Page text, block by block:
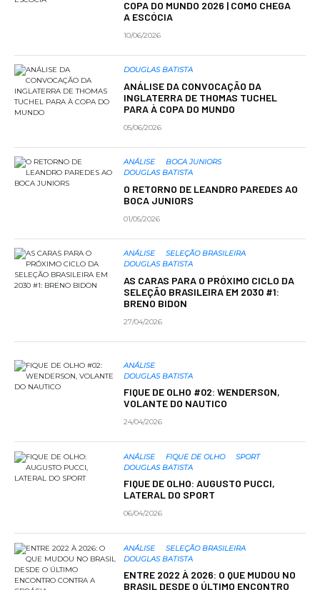
COPA DO MUNDO 2026 | COMO CHEGA
A ESCÓCIA
10/06/2026
DOUGLAS BATISTA
ANÁLISE DA CONVOCAÇÃO DA
INGLATERRA DE THOMAS TUCHEL
PARA À COPA DO MUNDO
05/06/2026
ANÁLISE
BOCA JUNIORS
DOUGLAS BATISTA
O RETORNO DE LEANDRO PAREDES AO
BOCA JUNIORS
01/05/2026
ANÁLISE
SELEÇÃO BRASILEIRA
DOUGLAS BATISTA
AS CARAS PARA O PRÓXIMO CICLO DA
SELEÇÃO BRASILEIRA EM 2030 #1:
BRENO BIDON
27/04/2026
ANÁLISE
DOUGLAS BATISTA
FIQUE DE OLHO #02: WENDERSON,
VOLANTE DO NAUTICO
24/04/2026
ANÁLISE FIQUE DE OLHO
SPORT
DOUGLAS BATISTA
FIQUE DE OLHO: AUGUSTO PUCCI,
LATERAL DO SPORT
06/04/2026
ANÁLISE
SELEÇÃO BRASILEIRA
DOUGLAS BATISTA
ENTRE 2022 À 2026: O QUE MUDOU NO
BRASIL DESDE O ÚLTIMO ENCONTRO